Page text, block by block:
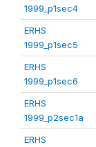
1999_p1sec4
ERHS
1999_p1sec5
ERHS
1999_p1sec6
ERHS
1999_p2sec1a
ERHS